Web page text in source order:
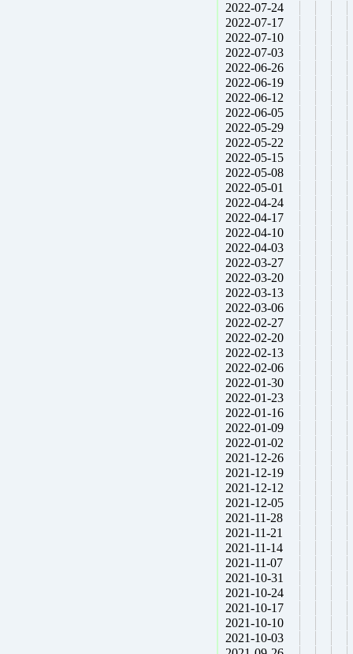
2022-07-24
2022-07-17
2022-07-10
2022-07-03
2022-06-26
2022-06-19
2022-06-12
2022-06-05
2022-05-29
2022-05-22
2022-05-15
2022-05-08
2022-05-01
2022-04-24
2022-04-17
2022-04-10
2022-04-03
2022-03-27
2022-03-20
2022-03-13
2022-03-06
2022-02-27
2022-02-20
2022-02-13
2022-02-06
2022-01-30
2022-01-23
2022-01-16
2022-01-09
2022-01-02
2021-12-26
2021-12-19
2021-12-12
2021-12-05
2021-11-28
2021-11-21
2021-11-14
2021-11-07
2021-10-31
2021-10-24
2021-10-17
2021-10-10
2021-10-03